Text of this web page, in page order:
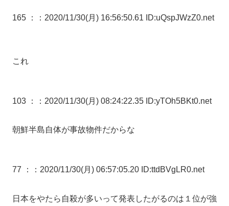
165 ： ：2020/11/30(月) 16:56:50.61 ID:uQspJWzZ0.net
これ
103 ： ：2020/11/30(月) 08:24:22.35 ID:yTOh5BKt0.net
朝鮮半島自体が事故物件だからな
77 ： ：2020/11/30(月) 06:57:05.20 ID:ttdBVgLR0.net
日本をやたら自殺が多いって発表したがるのは１位が強